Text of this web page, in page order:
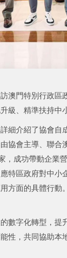
澳門特別行政
級、精準扶持
細介紹了協會
協會主導、聯
，成功帶動企業
特區政府對中
方面的具體行
數字化轉型，
性，共同協助